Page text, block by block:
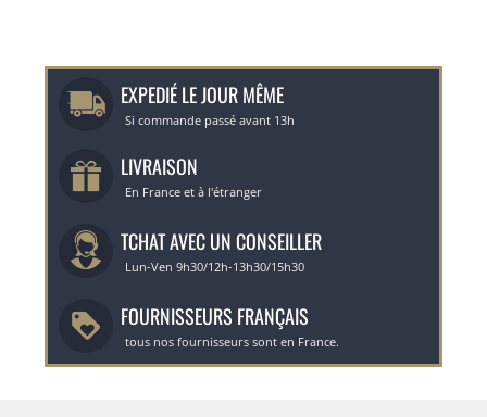
EXPEDIÉ LE JOUR MÊME
Si commande passé avant 13h
LIVRAISON
En France et à l'étranger
TCHAT AVEC UN CONSEILLER
Lun-Ven 9h30/12h-13h30/15h30
FOURNISSEURS FRANÇAIS
tous nos fournisseurs sont en France.